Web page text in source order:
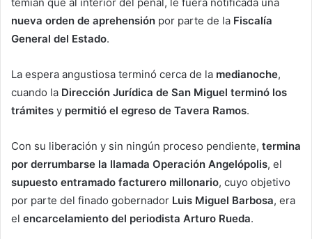
nueva orden de aprehensión por parte de la Fiscalía
General del Estado.
La espera angustiosa terminó cerca de la medianoche,
cuando la Dirección Jurídica de San Miguel terminó los
trámites y permitió el egreso de Tavera Ramos.
Con su liberación y sin ningún proceso pendiente, termina
por derrumbarse la llamada Operación Angelópolis, el
supuesto entramado facturero millonario, cuyo objetivo
por parte del finado gobernador Luis Miguel Barbosa, era
el encarcelamiento del periodista Arturo Rueda.